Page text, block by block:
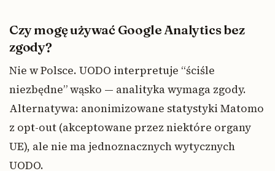
Czy mogę używać Google Analytics bez
zgody?
Nie w Polsce. UODO interpretuje “ściśle
niezbędne” wąsko — analityka wymaga zgody.
Alternatywa: anonimizowane statystyki Matomo
z opt-out (akceptowane przez niektóre organy
UE), ale nie ma jednoznacznych wytycznych
UODO.